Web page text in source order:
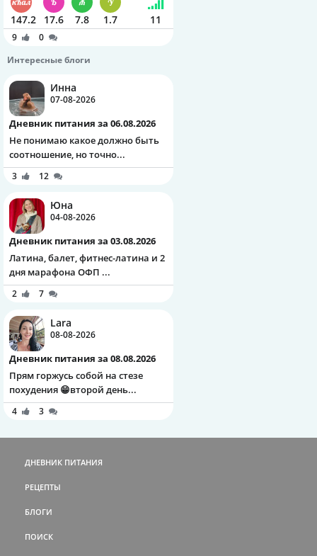
147.2 17.6 7.8 1.7 11
9
0
Интересные блоги
Инна
07-08-2026
Дневник питания за 06.08.2026
Не понимаю какое должно быть
соотношение, но точно...
3 12
Юна
04-08-2026
Дневник питания за 03.08.2026
Латина, балет, фитнес-латина и 2
дня марафона ОФП ...
2 7
Lara
08-08-2026
Дневник питания за 08.08.2026
Прям горжусь собой на стезе
похудения 😁второй день...
4 3
ДНЕВНИК ПИТАНИЯ
РЕЦЕПТЫ
БЛОГИ
ПОИСК